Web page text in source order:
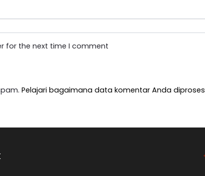
for the next time I comment
Pelajari bagaimana data komentar Anda diproses